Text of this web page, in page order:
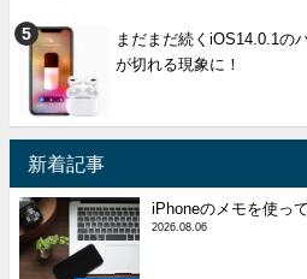
まだまだ続くiOS14.0.1の
が切れる現象に！
新着記事
iPhoneのメモを使っ
2026.08.06